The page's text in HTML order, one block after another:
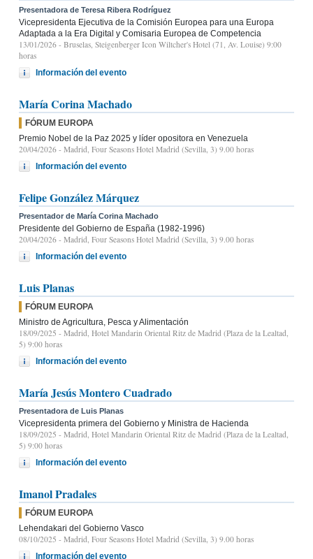
Presentadora de Teresa Ribera Rodríguez
Vicepresidenta Ejecutiva de la Comisión Europea para una Europa
Adaptada a la Era Digital y Comisaria Europea de Competencia
13/01/2026 - Bruselas, Steigenberger Icon Wiltcher's Hotel (71, Av. Louise) 9:00
horas
Información del evento
María Corina Machado
FÓRUM EUROPA
Premio Nobel de la Paz 2025 y líder opositora en Venezuela
20/04/2026 - Madrid, Four Seasons Hotel Madrid (Sevilla, 3) 9.00 horas
Información del evento
Felipe González Márquez
Presentador de María Corina Machado
Presidente del Gobierno de España (1982-1996)
20/04/2026 - Madrid, Four Seasons Hotel Madrid (Sevilla, 3) 9.00 horas
Información del evento
Luis Planas
FÓRUM EUROPA
Ministro de Agricultura, Pesca y Alimentación
18/09/2025 - Madrid, Hotel Mandarin Oriental Ritz de Madrid (Plaza de la Lealtad,
5) 9:00 horas
Información del evento
María Jesús Montero Cuadrado
Presentadora de Luis Planas
Vicepresidenta primera del Gobierno y Ministra de Hacienda
18/09/2025 - Madrid, Hotel Mandarin Oriental Ritz de Madrid (Plaza de la Lealtad,
5) 9:00 horas
Información del evento
Imanol Pradales
FÓRUM EUROPA
Lehendakari del Gobierno Vasco
08/10/2025 - Madrid, Four Seasons Hotel Madrid (Sevilla, 3) 9.00 horas
Información del evento